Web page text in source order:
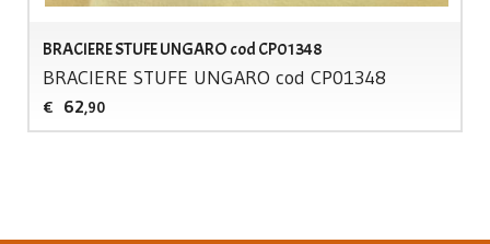
BRACIERE STUFE UNGARO cod CP01348
BRACIERE STUFE UNGARO cod CP01348
€ 62,90